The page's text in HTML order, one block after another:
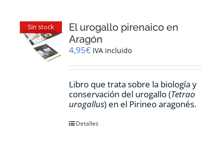
Sin stock
El urogallo pirenaico en
Aragón
4,95€ IVA incluido
Libro que trata sobre la biología y
conservación del urogallo (Tetrao
urogallus) en el Pirineo aragonés.
Detalles